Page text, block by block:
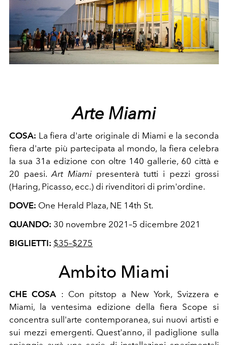
Arte Miami
COSA: La fiera d'arte originale di Miami e la seconda
fiera d'arte più partecipata al mondo, la fiera celebra
la sua 31a edizione con oltre 140 gallerie, 60 città e
20 paesi.Art Miamipresenterà tutti i pezzi grossi
(Haring, Picasso, ecc.) di rivenditori di prim'ordine.
DOVE: One Herald Plaza, NE 14th St.
QUANDO: 30 novembre 2021–5 dicembre 2021
BIGLIETTI: $35–$275
Ambito Miami
CHE COSA : Con pitstop a New York, Svizzera e
Miami, la ventesima edizione della fiera Scope si
concentra sull'arte contemporanea, sui nuovi artisti e
sui mezzi emergenti. Quest'anno, il padiglione sulla